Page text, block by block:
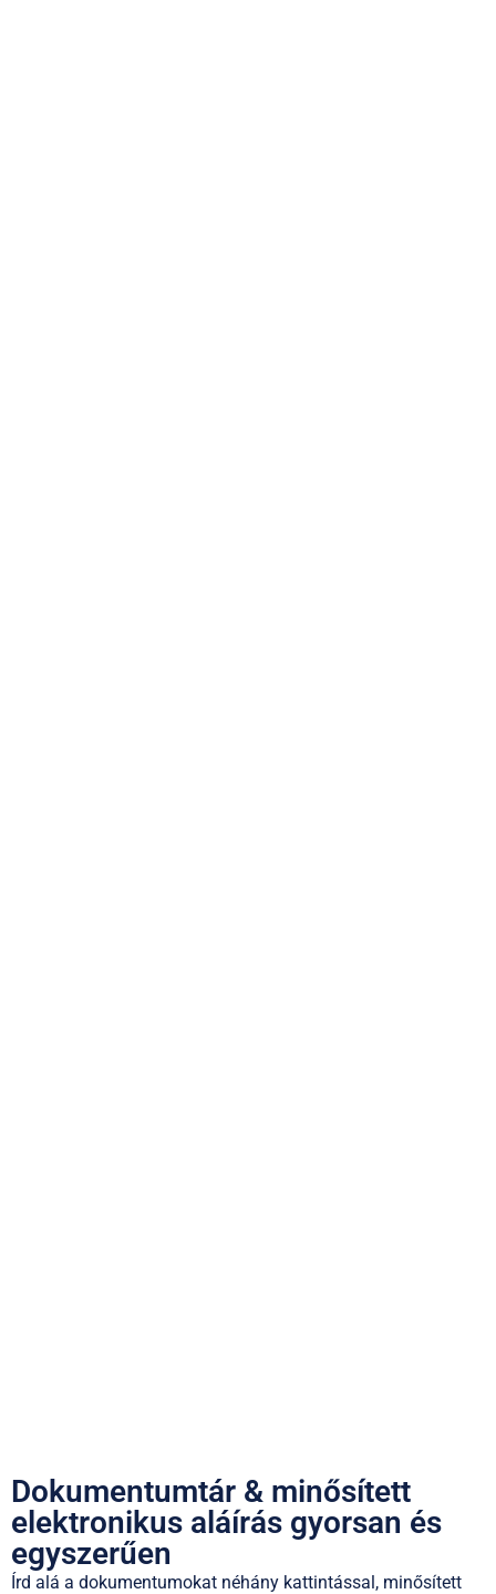
Dokumentumtár & minősített
elektronikus aláírás gyorsan és
egyszerűen
Írd alá a dokumentumokat néhány kattintással, minősített